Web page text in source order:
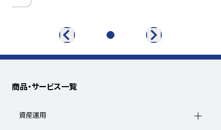
商品・サービス一覧
資産運用